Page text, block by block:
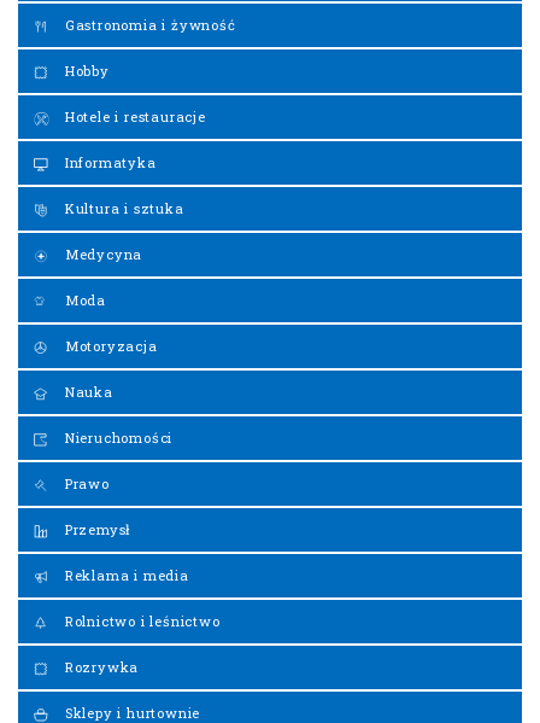
Gastronomia i żywność
Hobby
Hotele i restauracje
Informatyka
Kultura i sztuka
Medycyna
Moda
Motoryzacja
Nauka
Nieruchomości
Prawo
Przemysł
Reklama i media
Rolnictwo i leśnictwo
Rozrywka
Sklepy i hurtownie